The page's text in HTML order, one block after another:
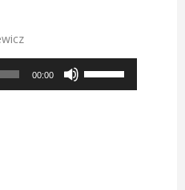
00:00
Używaj
strzałek